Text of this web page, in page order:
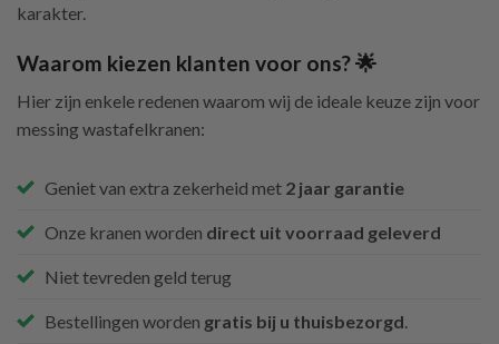
karakter.
Waarom kiezen klanten voor ons? 🌟
Hier zijn enkele redenen waarom wij de ideale keuze zijn voor
messing wastafelkranen:
Geniet van extra zekerheid met 2 jaar garantie
Onze kranen worden direct uit voorraad geleverd
Niet tevreden geld terug
Bestellingen worden gratis bij u thuisbezorgd.